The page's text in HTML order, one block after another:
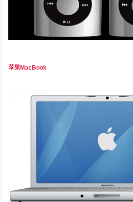
苹果MacBook